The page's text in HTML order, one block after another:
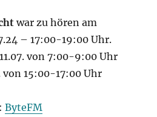
war zu hören am
– 17:00-19:00 Uhr.
von 7:00-9:00 Uhr
von 15:00-17:00 Uhr
ByteFM